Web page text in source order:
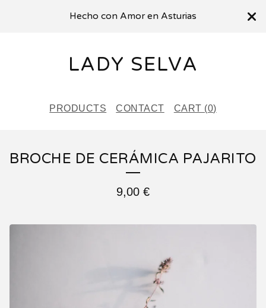
Hecho con Amor en Asturias
LADY SELVA
PRODUCTS CONTACT CART (0)
BROCHE DE CERÁMICA PAJARITO
9,00 €